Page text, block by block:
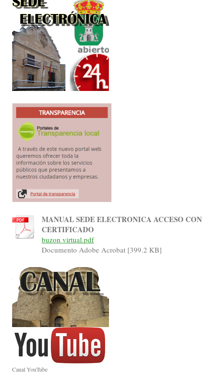
MANUAL SEDE ELECTRONICA ACCESO CON
CERTIFICADO
buzon virtual.pdf
Documento Adobe Acrobat [399.2 KB]
Canal YouTube